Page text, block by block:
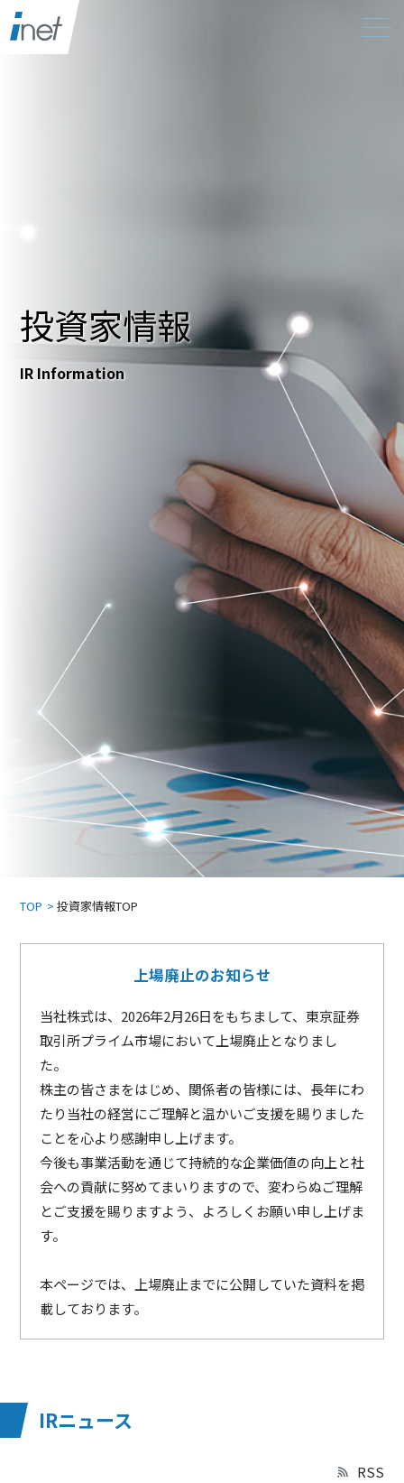
投資家情報
IR Information
TOP 投資家情報TOP
上場廃止のお知らせ
当社株式は、2026年2月26日をもちまして、東京証券
取引所プライム市場において上場廃止となりまし
た。
株主の皆さまをはじめ、関係者の皆様には、長年にわ
たり当社の経営にご理解と温かいご支援を賜りました
ことを心より感謝申し上げます。
今後も事業活動を通じて持続的な企業価値の向上と社
会への貢献に努めてまいりますので、変わらぬご理解
とご支援を賜りますよう、よろしくお願い申し上げま
す。
本ページでは、上場廃止までに公開していた資料を掲
載しております。
IRニュース
RSS